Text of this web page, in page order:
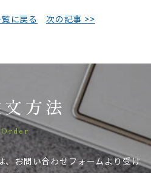
覧に戻る 次の記事 >>
方法
Order
、お問い合わせフォームより受け